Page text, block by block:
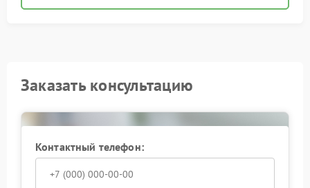
Заказать консультацию
Контактный телефон: